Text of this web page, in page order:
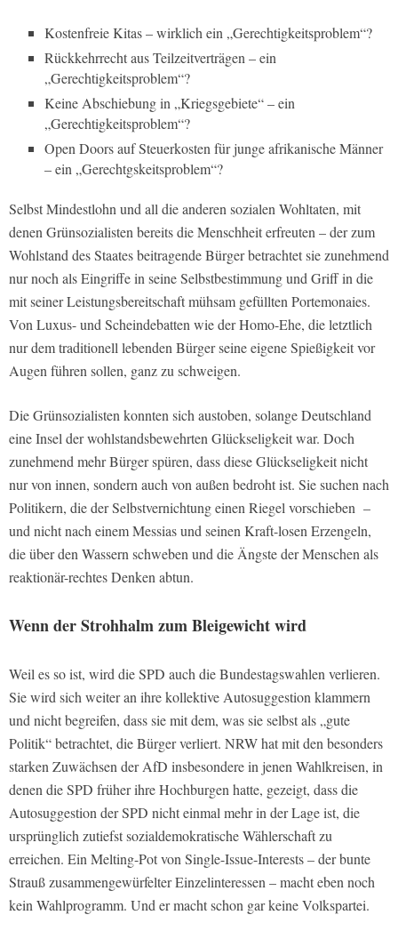
Kostenfreie Kitas – wirklich ein „Gerechtigkeitsproblem“?
Rückkehrrecht aus Teilzeitverträgen – ein
„Gerechtigkeitsproblem“?
Keine Abschiebung in „Kriegsgebiete“ – ein
„Gerechtigkeitsproblem“?
Open Doors auf Steuerkosten für junge afrikanische Männer
– ein „Gerechtgskeitsproblem“?
Selbst Mindestlohn und all die anderen sozialen Wohltaten, mit
denen Grünsozialisten bereits die Menschheit erfreuten – der zum
Wohlstand des Staates beitragende Bürger betrachtet sie zunehmend
nur noch als Eingriffe in seine Selbstbestimmung und Griff in die
mit seiner Leistungsbereitschaft mühsam gefüllten Portemonaies.
Von Luxus- und Scheindebatten wie der Homo-Ehe, die letztlich
nur dem traditionell lebenden Bürger seine eigene Spießigkeit vor
Augen führen sollen, ganz zu schweigen.
Die Grünsozialisten konnten sich austoben, solange Deutschland
eine Insel der wohlstandsbewehrten Glückseligkeit war. Doch
zunehmend mehr Bürger spüren, dass diese Glückseligkeit nicht
nur von innen, sondern auch von außen bedroht ist. Sie suchen nach
Politikern, die der Selbstvernichtung einen Riegel vorschieben –
und nicht nach einem Messias und seinen Kraft-losen Erzengeln,
die über den Wassern schweben und die Ängste der Menschen als
reaktionär-rechtes Denken abtun.
Wenn der Strohhalm zum Bleigewicht wird
Weil es so ist, wird die SPD auch die Bundestagswahlen verlieren.
Sie wird sich weiter an ihre kollektive Autosuggestion klammern
und nicht begreifen, dass sie mit dem, was sie selbst als „gute
Politik“ betrachtet, die Bürger verliert. NRW hat mit den besonders
starken Zuwächsen der AfD insbesondere in jenen Wahlkreisen, in
denen die SPD früher ihre Hochburgen hatte, gezeigt, dass die
Autosuggestion der SPD nicht einmal mehr in der Lage ist, die
ursprünglich zutiefst sozialdemokratische Wählerschaft zu
erreichen. Ein Melting-Pot von Single-Issue-Interests – der bunte
Strauß zusammengewürfelter Einzelinteressen – macht eben noch
kein Wahlprogramm. Und er macht schon gar keine Volkspartei.